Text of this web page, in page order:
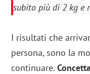
subito più di 2 kg e
I risultati che
persona, sono la
continuare.